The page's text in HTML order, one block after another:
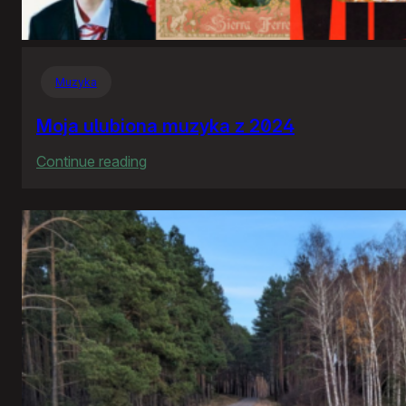
Muzyka
Moja ulubiona muzyka z 2024
Continue reading
ulubiona
muzyka
z
2024